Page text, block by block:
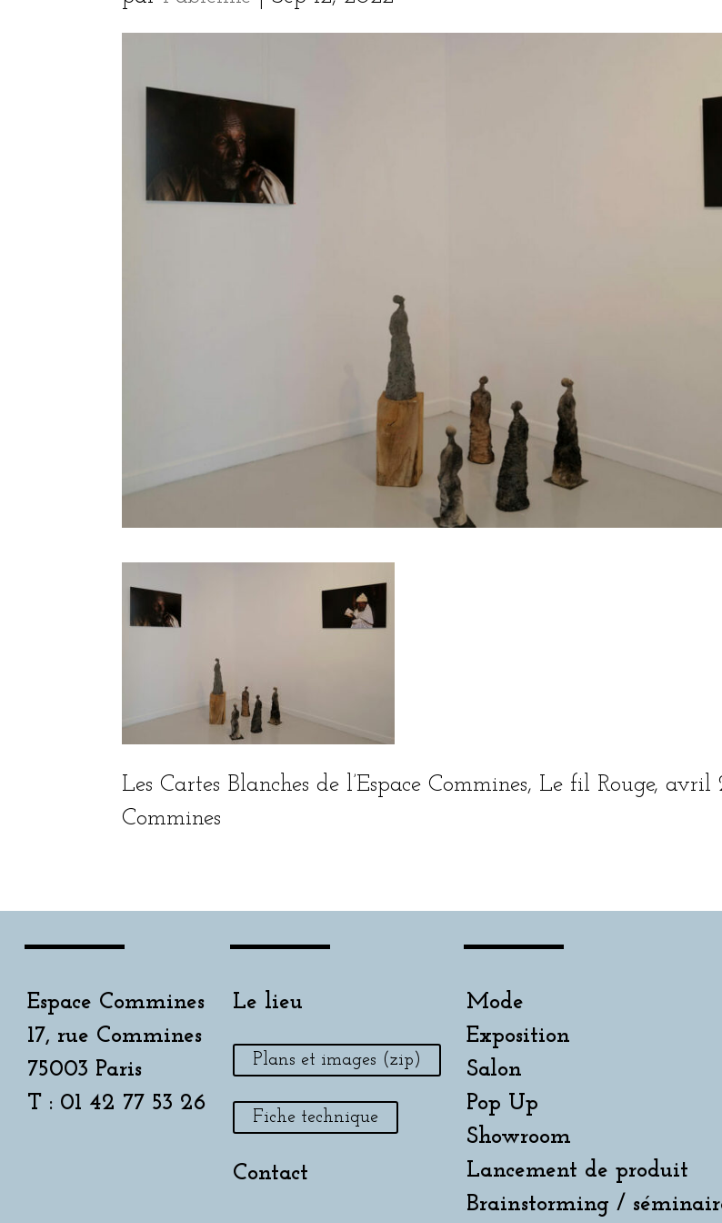
Les Cartes Blanches de l’Espace Commines, Le fil Rouge,
Commines
Espace Commines
17, rue Commines
75003 Paris
T : 01 42 77 53 26
Le lieu
Plans et images (zip)
Fiche technique
Contact
Mode
Exposition
Salon
Pop Up
Showroom
Lancement de produit
Brainstorming /